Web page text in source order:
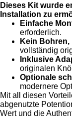
Dieses Kit wurde
Installation zu
Einfache
erforderlich.
Kein
vollständig
Inklusive
originalen
Optionale
modernere
Mit all diesen
abgenutzte
Wert und die